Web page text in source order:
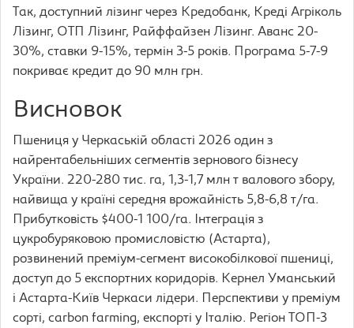
Так, доступний лізинг через Кредобанк, Креді Агріколь
Лізинг, ОТП Лізинг, Райффайзен Лізинг. Аванс 20-
30%, ставки 9-15%, термін 3-5 років. Програма 5-7-9
покриває кредит до 90 млн грн.
Висновок
Пшениця у Черкаській області 2026 один з
найрентабельніших сегментів зернового бізнесу
України. 220-280 тис. га, 1,3-1,7 млн т валового збору,
найвища у країні середня врожайність 5,8-6,8 т/га.
Прибутковість $400-1 100/га. Інтеграція з
цукробуряковою промисловістю (Астарта),
розвинений преміум-сегмент високобілкової пшениці,
доступ до 5 експортних коридорів. Кернел Уманський
і Астарта-Київ Черкаси лідери. Перспективи у преміум
сорті, carbon farming, експорті у Італію. Регіон ТОП-3